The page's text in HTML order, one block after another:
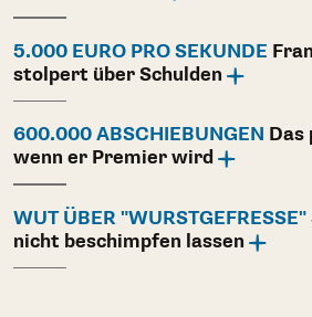
5.000 EURO PRO SEKUNDE
stolpert über Schulden
600.000 ABSCHIEBUNGEN Das
wenn er Premier wird
WUT ÜBER "WURSTGEFRESSE"
nicht beschimpfen lassen